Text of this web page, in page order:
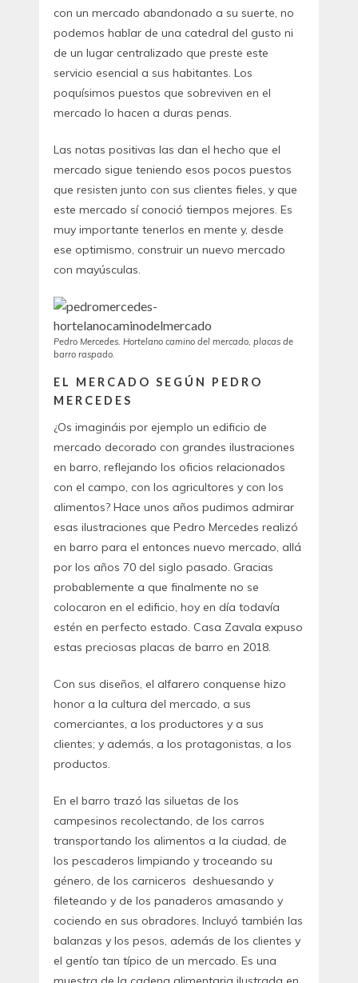
con un mercado abandonado a su suerte, no
podemos hablar de una catedral del gusto ni
de un lugar centralizado que preste este
servicio esencial a sus habitantes. Los
poquísimos puestos que sobreviven en el
mercado lo hacen a duras penas.
Las notas positivas las dan el hecho que el
mercado sigue teniendo esos pocos puestos
que resisten junto con sus clientes fieles, y que
este mercado sí conoció tiempos mejores. Es
muy importante tenerlos en mente y, desde
ese optimismo, construir un nuevo mercado
con mayúsculas.
Pedro Mercedes. Hortelano camino del mercado, placas de
barro raspado.
EL MERCADO SEGÚN PEDRO
MERCEDES
¿Os imagináis por ejemplo un edificio de
mercado decorado con grandes ilustraciones
en barro, reflejando los oficios relacionados
con el campo, con los agricultores y con los
alimentos? Hace unos años pudimos admirar
esas ilustraciones que Pedro Mercedes realizó
en barro para el entonces nuevo mercado, allá
por los años 70 del siglo pasado. Gracias
probablemente a que finalmente no se
colocaron en el edificio, hoy en día todavía
estén en perfecto estado. Casa Zavala expuso
estas preciosas placas de barro en 2018.
Con sus diseños, el alfarero conquense hizo
honor a la cultura del mercado, a sus
comerciantes, a los productores y a sus
clientes; y además, a los protagonistas, a los
productos.
En el barro trazó las siluetas de los
campesinos recolectando, de los carros
transportando los alimentos a la ciudad, de
los pescaderos limpiando y troceando su
género, de los carniceros deshuesando y
fileteando y de los panaderos amasando y
cociendo en sus obradores. Incluyó también las
balanzas y los pesos, además de los clientes y
el gentío tan típico de un mercado. Es una